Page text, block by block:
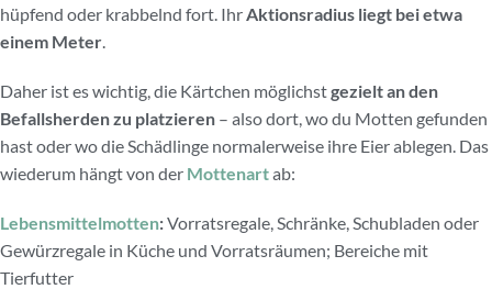
hüpfend oder krabbelnd fort. IhrAktionsradius liegt bei etwa
einem Meter.
Daher ist es wichtig, die Kärtchen möglichstgezielt an den
Befallsherden zu platzieren – also dort, wo du Motten gefunden
hast oder wo die Schädlinge normalerweise ihre Eier ablegen. Das
wiederum hängt von der Mottenartab:
Lebensmittelmotten:Vorratsregale, Schränke, Schubladen oder
Gewürzregale in Küche und Vorratsräumen; Bereiche mit
Tierfutter